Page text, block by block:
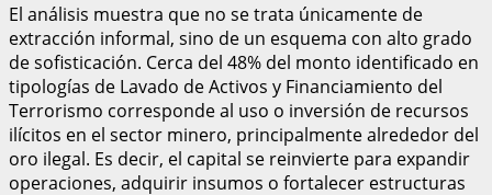
El análisis muestra que no se trata únicamente de
extracción informal, sino de un esquema con alto grado
de sofisticación. Cerca del 48% del monto identificado en
tipologías de Lavado de Activos y Financiamiento del
Terrorismo corresponde al uso o inversión de recursos
ilícitos en el sector minero, principalmente alrededor del
oro ilegal. Es decir, el capital se reinvierte para expandir
operaciones, adquirir insumos o fortalecer estructuras